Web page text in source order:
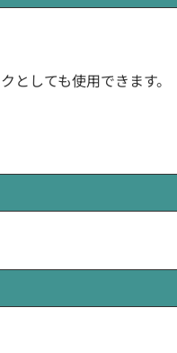
しても使用できます。